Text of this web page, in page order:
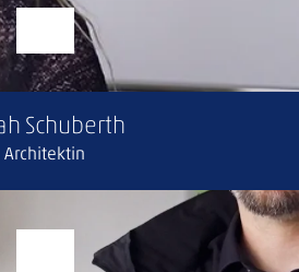
Schuberth
Architektin